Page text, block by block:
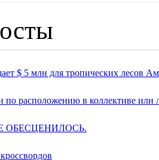
$ 5 млн для тропических лесов
по расположению в коллективе
ОБЕСЦЕНИЛОСЬ.